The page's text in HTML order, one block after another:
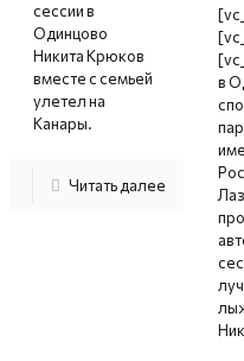
сессии в
Одинцово
Никита Крюков
вместе с семьей
улетел на
Канары.
Читать далее
в